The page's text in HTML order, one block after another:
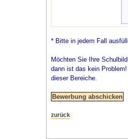
* Bitte in jedem Fall
Möchten Sie Ihre
dann ist das kein
dieser Bereiche.
zurück